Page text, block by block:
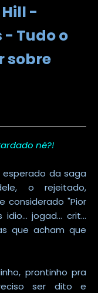
-
Tudo o
sobre
né?!
esperado da saga
o rejeitado,
considerado "Pior
jogad... crit...
que acham que
prontinho pra
ser dito e